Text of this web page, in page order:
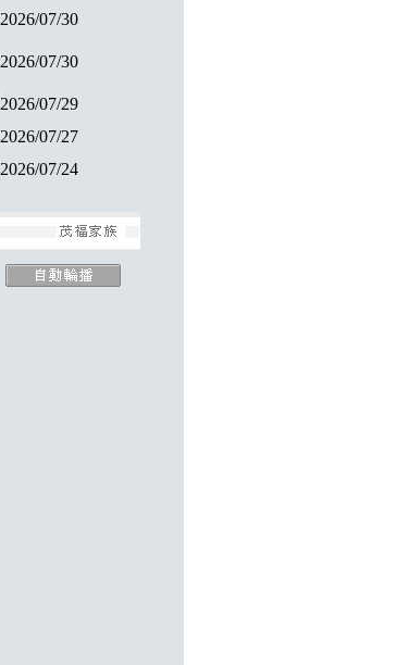
2026/07/30
2026/07/30
2026/07/29
2026/07/27
2026/07/24